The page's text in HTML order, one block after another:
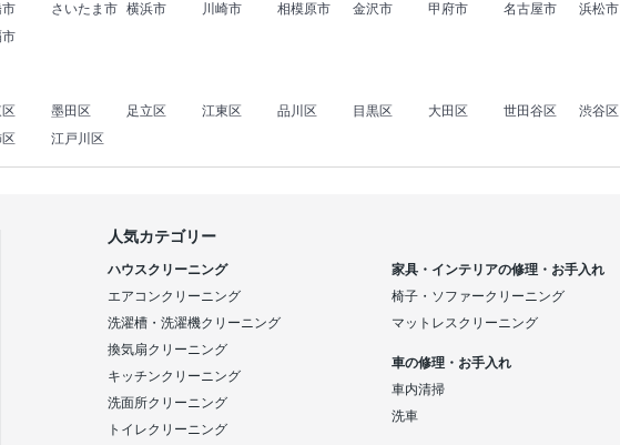
さいたま市 横浜市 川崎市 相模原市 金沢市 甲府市 名古屋市 浜松市
墨田区 足立区 江東区 品川区 目黒区 大田区 世田谷区 渋谷区
江戸川区
人気カテゴリー
ハウスクリーニング
エアコンクリーニング
洗濯槽・洗濯機クリーニング
換気扇クリーニング
キッチンクリーニング
洗面所クリーニング
トイレクリーニング
家具・インテリアの修理・お手入れ
椅子・ソファークリーニング
マットレスクリーニング
車の修理・お手入れ
車内清掃
洗車